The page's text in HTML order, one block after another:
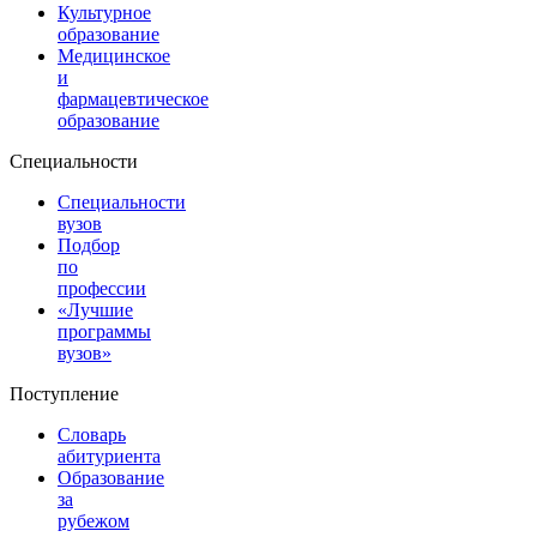
Культурное
образование
Медицинское
и
фармацевтическое
образование
Специальности
Специальности
вузов
Подбор
по
профессии
«Лучшие
программы
вузов»
Поступление
Словарь
абитуриента
Образование
за
рубежом